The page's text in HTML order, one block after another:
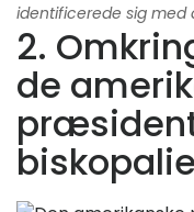
identificerede sig med
2.
de